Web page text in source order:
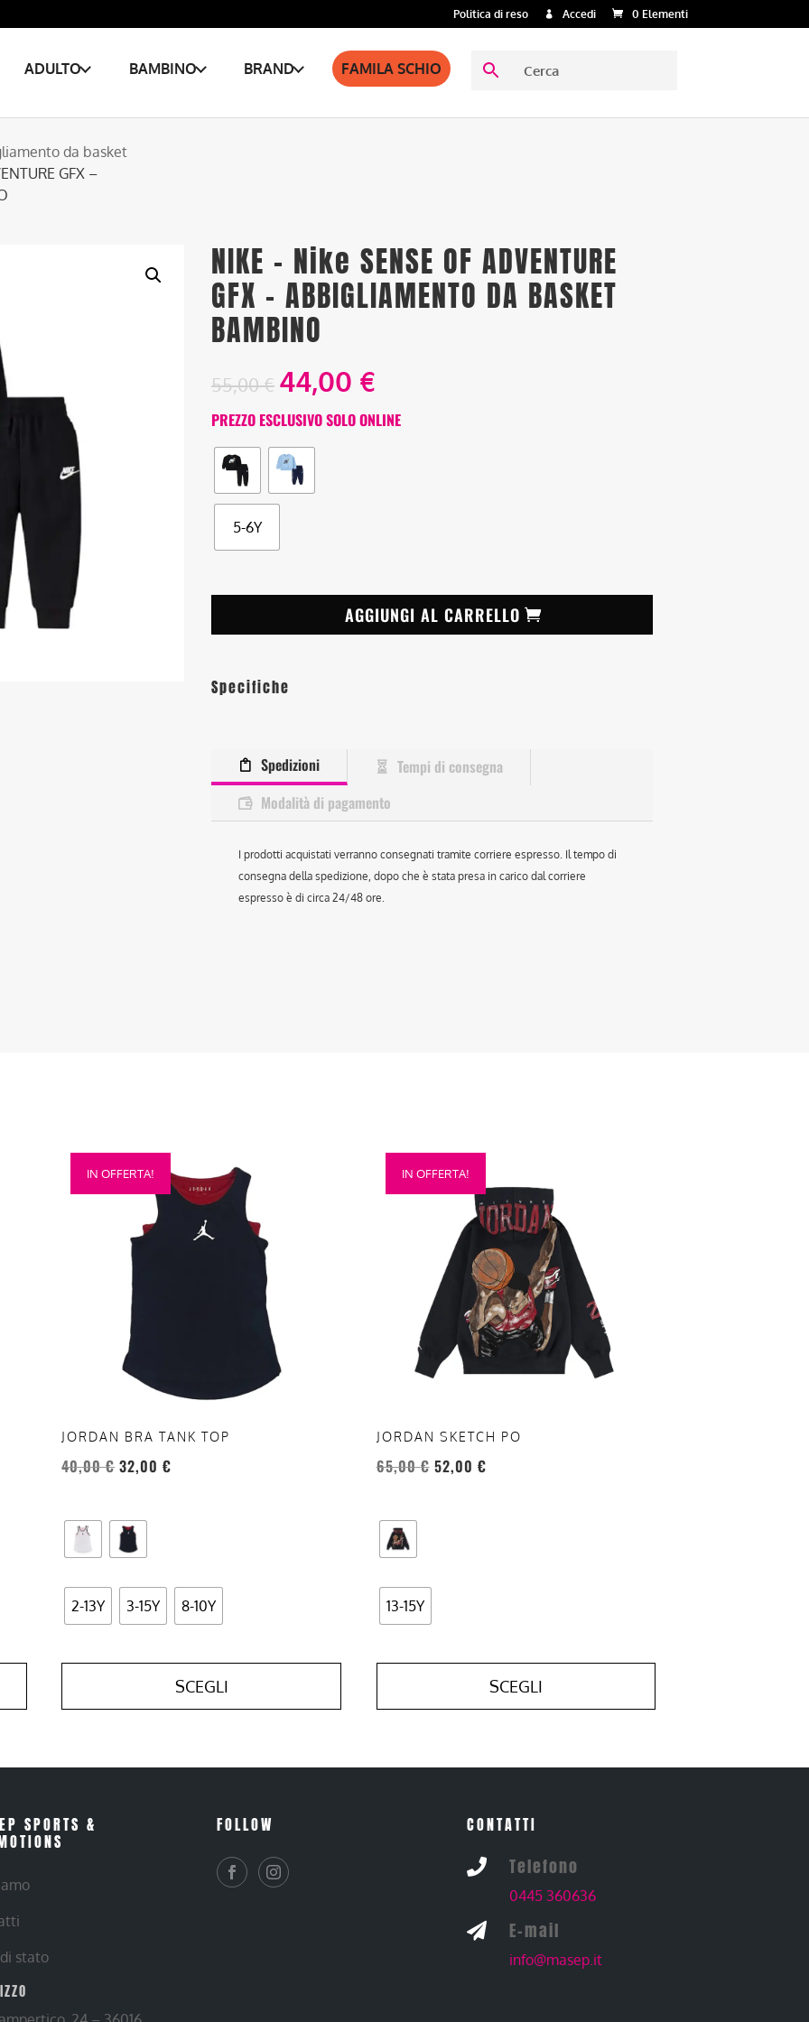
Politica di reso Accedi 0 Elementi
ADULTO BAMBINO BRAND FAMILA SCHIO
da basket
GFX –
NIKE – Nike SENSE OF ADVENTURE
GFX – ABBIGLIAMENTO DA BASKET
BAMBINO
55,00€ 44,00 €
PREZZO ESCLUSIVO SOLO ONLINE
5-6Y
AGGIUNGI AL CARRELLO
Specifiche
Spedizioni
Tempi di consegna
Modalità di pagamento
I prodotti acquistati verranno consegnati tramite corriere espresso. Il tempo di
consegna della spedizione, dopo che è stata presa in carico dal corriere
espresso è di circa 24/48 ore.
IN OFFERTA!
JORDAN BRA TANK TOP
40,00€ 32,00€
2-13Y 3-15Y 8-10Y
SCEGLI
Questo
prodotto
del
prodotto
IN OFFERTA!
JORDAN SKETCH PO
65,00€ 52,00 €
13-15Y
SCEGLI
Questo
prodotto
possono
del
prodotto
SPORTS &
stato
FOLLOW CONTATTI
 Telefono
0445 360636
 E-mail
info@masep.it